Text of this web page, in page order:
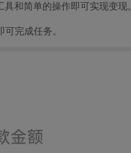
和简单的操作即可实现变现。
完成任务。